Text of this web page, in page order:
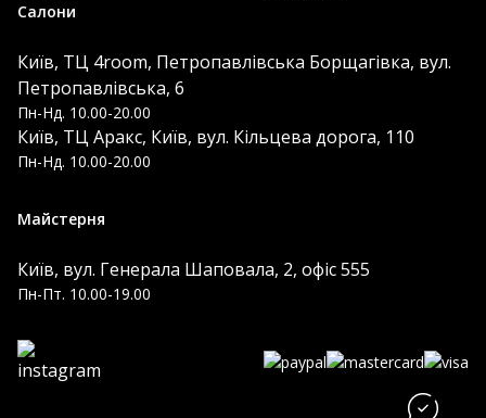
Салони
Київ, ТЦ 4room, Петропавлівська Борщагівка, вул.
Петропавлівська, 6
Пн-Нд. 10.00-20.00
Київ, ТЦ Аракс, Київ, вул. Кільцева дорога, 110
Пн-Нд. 10.00-20.00
Майстерня
Київ, вул. Генерала Шаповала, 2, офіс 555
Пн-Пт. 10.00-19.00